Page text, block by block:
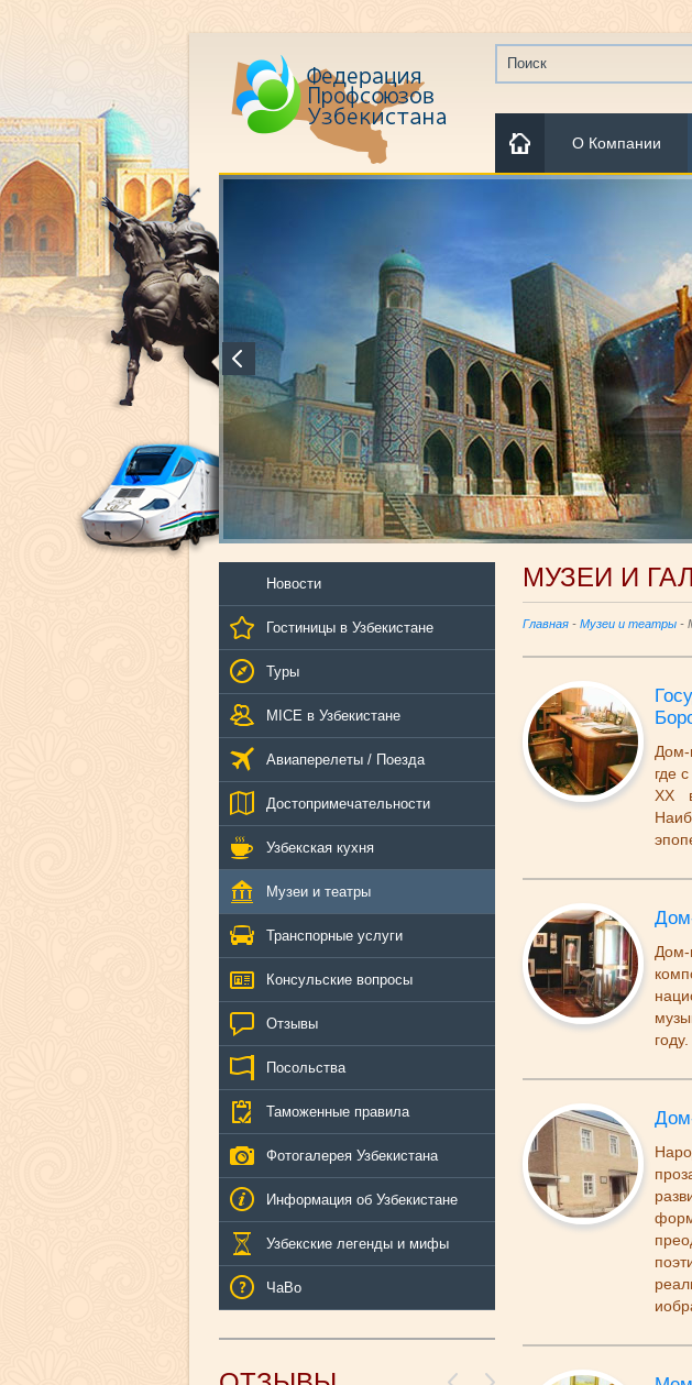
О Компании
Новости
Гостиницы в Узбекистане
Туры
MICE в Узбекистане
Авиаперелеты / Поезда
Достопримечательности
Узбекская кухня
Музеи и театры
Транспорные услуги
Консульские вопросы
Отзывы
Посольства
Таможенные правила
Фотогалерея Узбекистана
Информация об Узбекистане
Узбекские легенды и мифы
ЧаВо
МУЗЕИ И
Главная - Музеи и театры -
Дом-
где
ХХ
году.